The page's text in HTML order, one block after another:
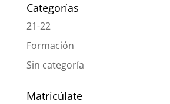
Categorías
21-22
Formación
Sin categoría
Matricúlate